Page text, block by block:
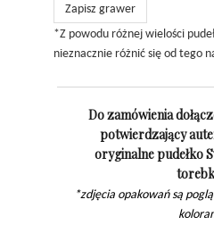
Zapisz grawer
*Z powodu różnej wielości
nieznacznie różnić się od tego
Do zamówienia
potwierdzający
oryginalne pudełko
*zdjęcia opakowań są